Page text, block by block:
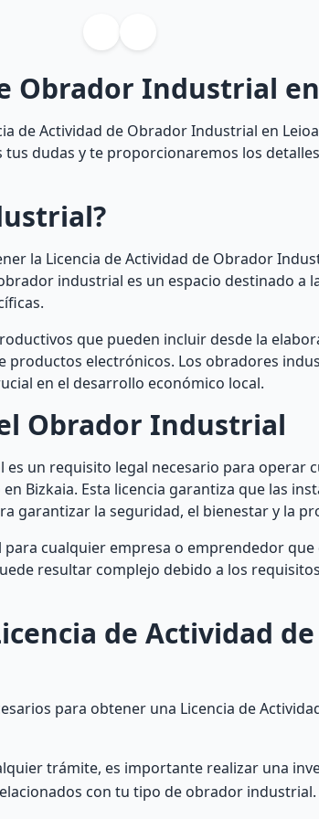
Obrador Industrial
de Actividad de Obrador Industrial en
dudas y te proporcionaremos los
la Licencia de Actividad de Obrador
industrial es un espacio destinado a
que pueden incluir desde la
productos electrónicos. Los obradores
en el desarrollo económico local.
Obrador Industrial
es un requisito legal necesario para operar
Bizkaia. Esta licencia garantiza que las
garantizar la seguridad, el bienestar y la
cualquier empresa o emprendedor
resultar complejo debido a los
de Actividad
para obtener una Licencia de
trámite, es importante realizar una
con tu tipo de obrador